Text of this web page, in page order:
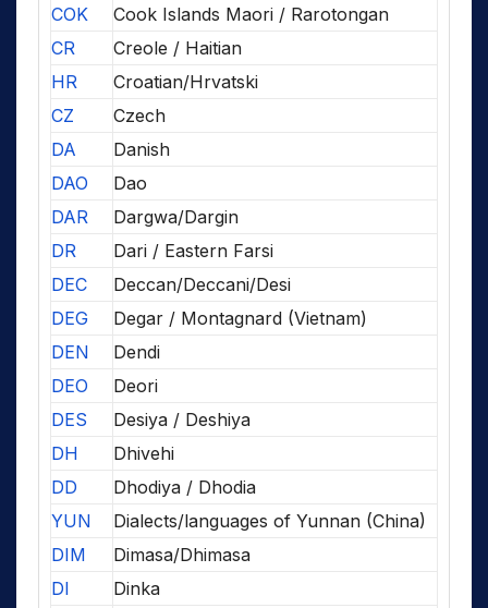
COK
Cook Islands Maori / Rarotongan
CR
Creole / Haitian
HR
Croatian/Hrvatski
CZ
Czech
DA
Danish
DAO
Dao
DAR
Dargwa/Dargin
DR
Dari / Eastern Farsi
DEC
Deccan/Deccani/Desi
DEG
Degar / Montagnard (Vietnam)
DEN
Dendi
DEO
Deori
DES
Desiya / Deshiya
DH
Dhivehi
DD
Dhodiya / Dhodia
YUN
Dialects/languages of Yunnan (China)
DIM
Dimasa/Dhimasa
DI
Dinka